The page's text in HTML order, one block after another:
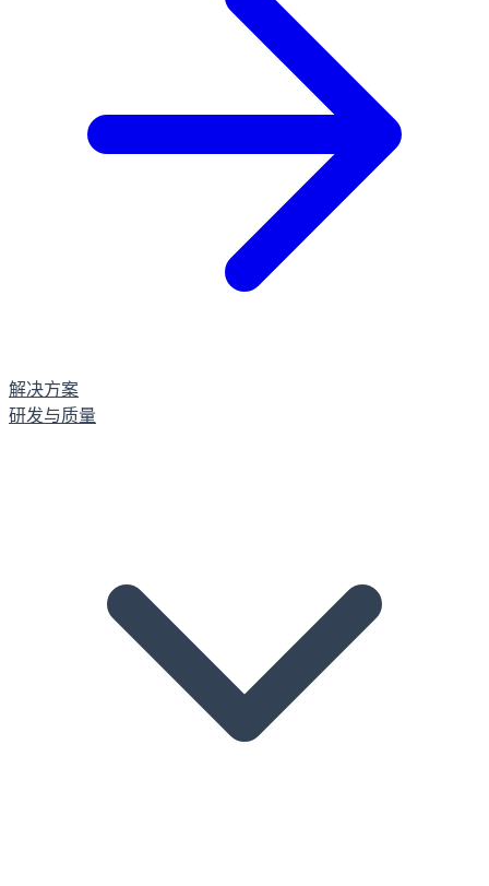
解决方案
研发与质量